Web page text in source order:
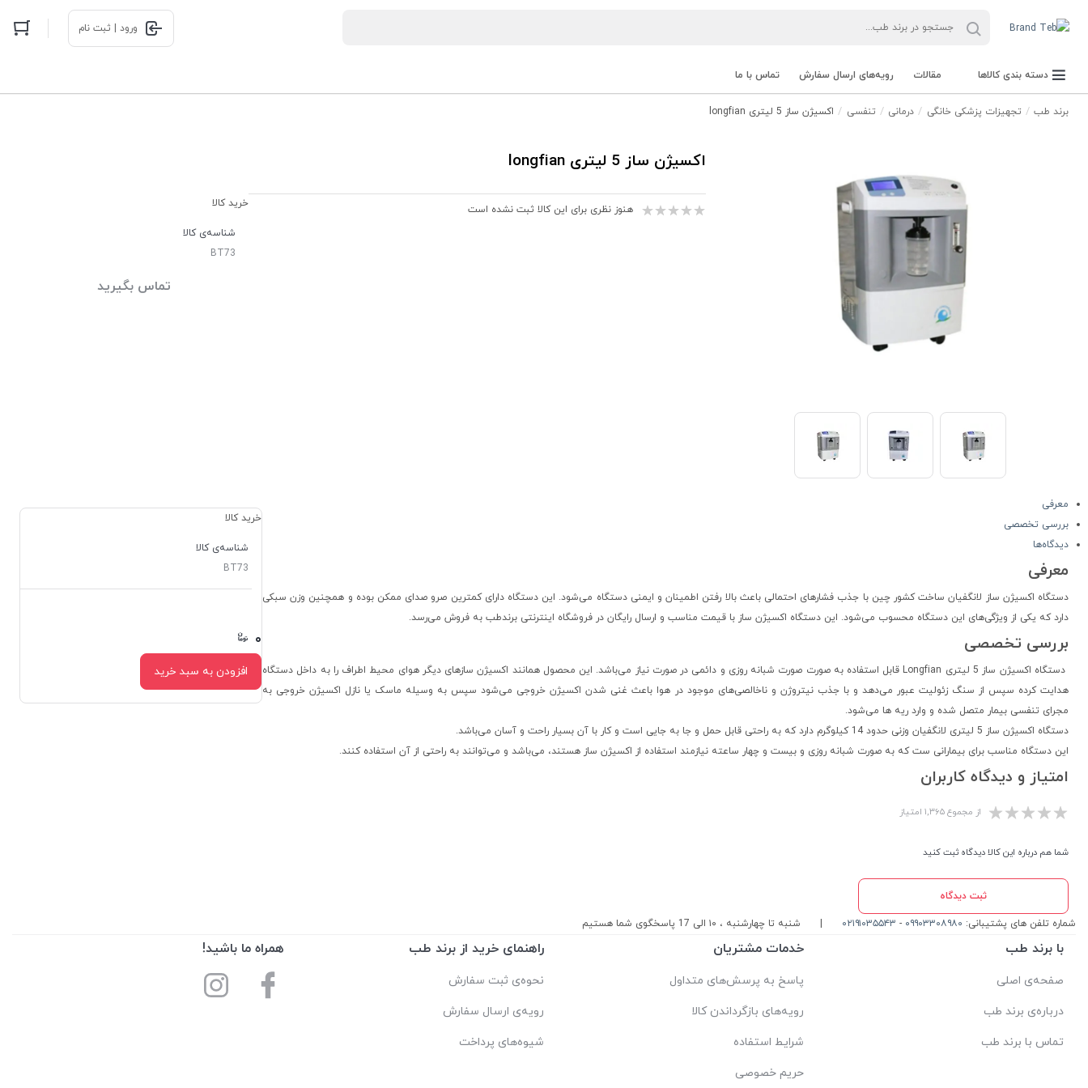
ورود | ثبت نام
دسته بندی کالاها مقالات رویه‌های ارسال سفارش تماس با ما
برند طب تجهیزات پزشکی خانگی درمانی تنفسی اکسیژن ساز 5 لیتری longfian
اکسیژن ساز 5 لیتری longfian
هنوز نظری برای این کالا ثبت نشده است
خرید کالا
شناسه‌ی کالا
BT73
تماس بگیرید
معرفی
بررسی تخصصی
دیدگاه‌ها
معرفی
دستگاه اکسیژن ساز لانگفیان ساخت کشور چین با جذب فشار‌های احتمالی باعث بالا رفتن اطمینان و ایمنی دستگاه می‌شود. این دستگاه دارای کمترین صرو صدای ممکن بوده و همچنین وزن سبکی
دارد که یکی از ویژگی‌های این دستگاه محسوب می‌شود. این دستگاه اکسیژن ساز با قیمت مناسب و ارسال رایگان در فروشگاه اینترنتی برندطب به فروش می‌رسد.
بررسی تخصصی
دستگاه اکسیژن ساز 5 لیتری Longfian قابل استفاده به صورت صورت شبانه روزی و دائمی در صورت نیاز می‌باشد. این محصول همانند اکسیژن سازهای دیگر هوای محیط اطراف را به داخل دستگاه
هدایت کرده سپس از سنگ زئولیت عبور می‌دهد و با جذب نیتروژن و ناخالصی‌های موجود در هوا باعث غنی شدن اکسیژن خروجی می‌شود سپس به وسیله ماسک یا نازل اکسیژن خروجی به
مجرای تنفسی بیمار متصل شده و وارد ریه ها می‌شود.
دستگاه اکسیژن ساز 5 لیتری لانگفیان وزنی حدود 14 کیلوگرم دارد که به راحتی قابل حمل و جا به جایی است و کار با آن بسیار راحت و آسان می‌باشد.
این دستگاه مناسب برای بیمارانی ست که به صورت شبانه روزی و بیست و چهار ساعته نیازمند استفاده از اکسیژن ساز هستند، می‌باشد و می‌توانند به راحتی از آن استفاده کنند.
امتیاز و دیدگاه کاربران
از مجموع ۱,۳۶۵ امتیاز
شما هم درباره این کالا دیدگاه ثبت کنید
ثبت دیدگاه
خرید کالا
شناسه‌ی کالا
BT73
۰
افزودن به سبد خرید
شماره تلفن های پشتیبانی: ۰۹۹۰۳۳۰۸۹۸۰ - ۰۲۱۹۱۰۳۵۵۴۳ شنبه تا چهارشنبه ، ۱۰ الی 17 پاسخگوی شما هستیم
با برند طب
صفحه‌ی اصلی
درباره‌ی برند طب
تماس با برند طب
خدمات مشتریان
پاسخ به پرسش‌های متداول
رویه‌های بازگرداندن کالا
شرایط استفاده
حریم خصوصی
راهنمای خرید از برند طب
نحوه‌ی ثبت سفارش
رویه‌ی ارسال سفارش
شیوه‌های پرداخت
همراه ما باشید!